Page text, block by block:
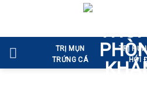
nội
dung
TRỊ MỤN
TRỨNG CÁ
TRỊ
HÓI